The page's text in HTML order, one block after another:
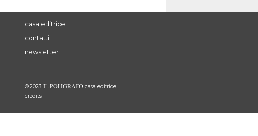
casa editrice
contatti
newsletter
© 2023 IL POLIGRAFO casa editrice
credits